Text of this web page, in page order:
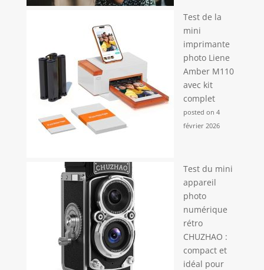
Test de la
mini
imprimante
photo Liene
Amber M110
avec kit
complet
posted on 4
février 2026
Test du mini
appareil
photo
numérique
rétro
CHUZHAO :
compact et
idéal pour